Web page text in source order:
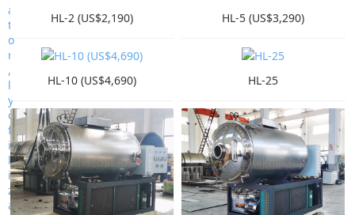
HL-2 (US$2,190) HL-5 (US$3,290)
HL-10 (US$4,690) HL-25